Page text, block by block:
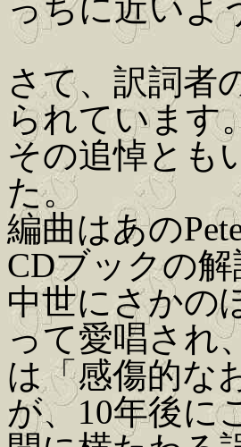
っちに近いよ
さて、訳詞者
られています
その追悼とも
た。
編曲はあのPete
CDブックの解
中世にさかの
って愛唱され
は「感傷的な
が、10年後に